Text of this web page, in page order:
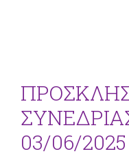
03/06/2025